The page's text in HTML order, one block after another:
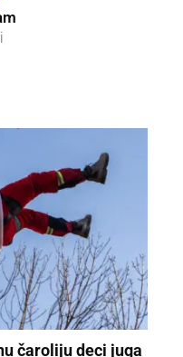
čaroliju deci juga